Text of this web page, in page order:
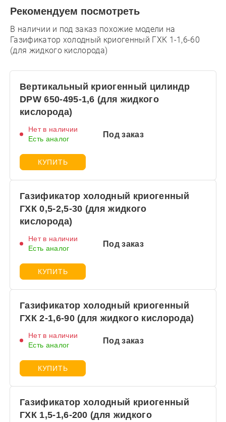
Рекомендуем посмотреть
В наличии и под заказ похожие модели на
Газификатор холодный криогенный ГХК 1-1,6-60
(для жидкого кислорода)
Вертикальный криогенный цилиндр
DPW 650-495-1,6 (для жидкого
кислорода)
Нет в наличии
Есть аналог
Под заказ
КУПИТЬ
Газификатор холодный криогенный
ГХК 0,5-2,5-30 (для жидкого
кислорода)
Нет в наличии
Есть аналог
Под заказ
КУПИТЬ
Газификатор холодный криогенный
ГХК 2-1,6-90 (для жидкого кислорода)
Нет в наличии
Есть аналог
Под заказ
КУПИТЬ
Газификатор холодный криогенный
ГХК 1,5-1,6-200 (для жидкого